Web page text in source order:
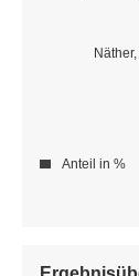
Anteil in %